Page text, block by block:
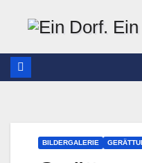
springen
BILDERGALERIE